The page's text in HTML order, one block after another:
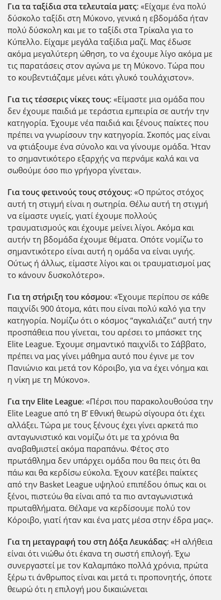
Για τα ταξίδια στα τελευταία ματς: «Είχαμε ένα πολύ
δύσκολο ταξίδι στη Μύκονο, γενικά η εβδομάδα ήταν
πολύ δύσκολη και με το ταξίδι στα Τρίκαλα για το
Κύπελλο. Είχαμε μεγάλα ταξίδια μαζί. Μας έδωσε
ακόμα μεγαλύτερη ώθηση, το να έχουμε λίγο ακόμα με
τις παρατάσεις στον αγώνα με τη Μύκονο. Τώρα που
το κουβεντιάζαμε μένει κάτι γλυκό τουλάχιστον».
Για τις τέσσερις νίκες τους: «Είμαστε μια ομάδα που
δεν έχουμε παιδιά με τεράστια εμπειρία σε αυτήν την
κατηγορία. Έχουμε νέα παιδιά και ξένους παίκτες που
πρέπει να γνωρίσουν την κατηγορία. Σκοπός μας είναι
να φτιάξουμε ένα σύνολο και να γίνουμε ομάδα. Ήταν
το σημαντικότερο εξαρχής να περνάμε καλά και να
σωθούμε όσο πιο γρήγορα γίνεται».
Για τους φετινούς τους στόχους: «Ο πρώτος στόχος
αυτή τη στιγμή είναι η σωτηρία. Θέλω αυτή τη στιγμή
να είμαστε υγιείς, γιατί έχουμε πολλούς
τραυματισμούς και έχουμε μείνει λίγοι. Ακόμα και
αυτήν τη βδομάδα έχουμε θέματα. Οπότε νομίζω το
σημαντικότερο είναι αυτή η ομάδα να είναι υγιής.
Ούτως ή άλλως, είμαστε λίγοι και οι τραυματισμοί μας
το κάνουν δυσκολότερο».
Για τη στήριξη του κόσμου: «Έχουμε περίπου σε κάθε
παιχνίδι 900 άτομα, κάτι που είναι πολύ καλό για την
κατηγορία. Νομίζω ότι ο κόσμος “αγκαλιάζει” αυτή την
προσπάθεια που γίνεται, του αρέσει το μπάσκετ της
Elite League. Έχουμε σημαντικό παιχνίδι το Σάββατο,
πρέπει να μας γίνει μάθημα αυτό που έγινε με τον
Πανιώνιο και μετά τον Κόροιβο, για να έχει νόημα και
η νίκη με τη Μύκονο».
Για την Elite League: «Πέρσι που παρακολουθούσα την
Elite League από τη Β’ Εθνική θεωρώ σίγουρα ότι έχει
αλλάξει. Τώρα με τους ξένους έχει γίνει αρκετά πιο
ανταγωνιστικό και νομίζω ότι με τα χρόνια θα
αναβαθμιστεί ακόμα παραπάνω. Φέτος στο
πρωτάθλημα δεν υπάρχει ομάδα που θα πεις ότι θα
πάω και θα κερδίσω εύκολα. Έχουν κατέβει παίκτες
από την Basket League υψηλού επιπέδου όπως και οι
ξένοι, πιστεύω θα είναι από τα πιο ανταγωνιστικά
πρωταθλήματα. Θέλαμε να κερδίσουμε πολύ τον
Κόροιβο, γιατί ήταν και ένα ματς μέσα στην έδρα μας».
Για τη μεταγραφή του στη Δόξα Λευκάδας: «Η αλήθεια
είναι ότι νιώθω ότι έκανα τη σωστή επιλογή. Έχω
συνεργαστεί με τον Καλαμπάκο πολλά χρόνια, πρώτα
ξέρω τι άνθρωπος είναι και μετά τι προπονητής, όποτε
θεωρώ ότι η επιλογή μου δικαιώνεται